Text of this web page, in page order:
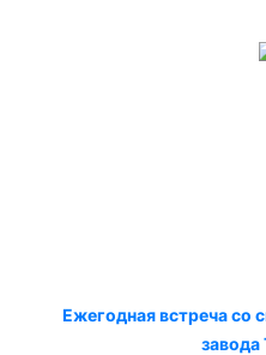
Ежегодная встреча со